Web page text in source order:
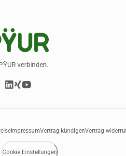
verbinden.
ImpressumVertrag kündigenVertrag
Cookie Einstellungen